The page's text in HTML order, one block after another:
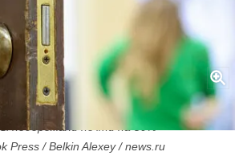
цене: в Петербурге ипотечные
подорожали почти на 50%
Press / Belkin Alexey / news.ru